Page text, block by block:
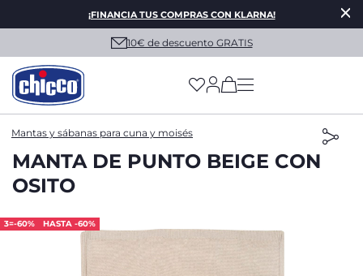
¡FINANCIA TUS COMPRAS CON KLARNA!
10€ de descuento GRATIS
(has more options
Mantas y sábanas para cuna y moisés
MANTA DE PUNTO BEIGE CON
OSITO
3=-60% HASTA -60%